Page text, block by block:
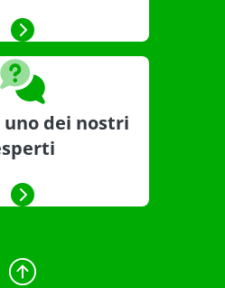
uno dei nostri